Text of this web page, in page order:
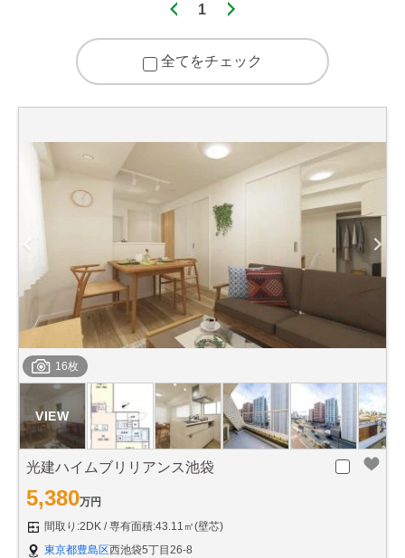
1
全てをチェック
16枚
光建ハイムブリリアンス池袋
5,380万円
間取り:2DK
専有面積:43.11㎡(壁芯)
東京都豊島区西池袋5丁目26-8